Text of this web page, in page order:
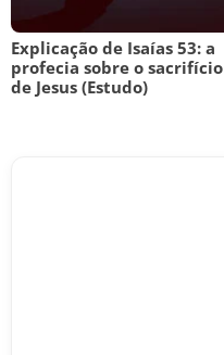
Explicação de Isaías 53: a
profecia sobre o sacrifício
de Jesus (Estudo)